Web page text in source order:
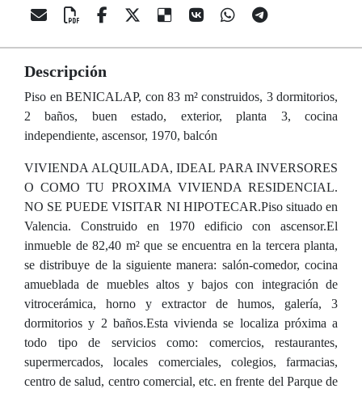
Descripción
Piso en BENICALAP, con 83 m² construidos, 3 dormitorios,
2 baños, buen estado, exterior, planta 3, cocina
independiente, ascensor, 1970, balcón
VIVIENDA ALQUILADA, IDEAL PARA INVERSORES
O COMO TU PROXIMA VIVIENDA RESIDENCIAL.
NO SE PUEDE VISITAR NI HIPOTECAR.Piso situado en
Valencia. Construido en 1970 edificio con ascensor.El
inmueble de 82,40 m² que se encuentra en la tercera planta,
se distribuye de la siguiente manera: salón-comedor, cocina
amueblada de muebles altos y bajos con integración de
vitrocerámica, horno y extractor de humos, galería, 3
dormitorios y 2 baños.Esta vivienda se localiza próxima a
todo tipo de servicios como: comercios, restaurantes,
supermercados, locales comerciales, colegios, farmacias,
centro de salud, centro comercial, etc. en frente del Parque de